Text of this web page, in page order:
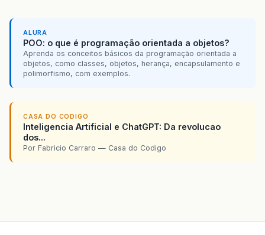
ALURA
POO: o que é programação orientada a objetos?
Aprenda os conceitos básicos da programação orientada a
objetos, como classes, objetos, herança, encapsulamento e
polimorfismo, com exemplos.
CASA DO CODIGO
Inteligencia Artificial e ChatGPT: Da revolucao
dos...
Por Fabricio Carraro — Casa do Codigo